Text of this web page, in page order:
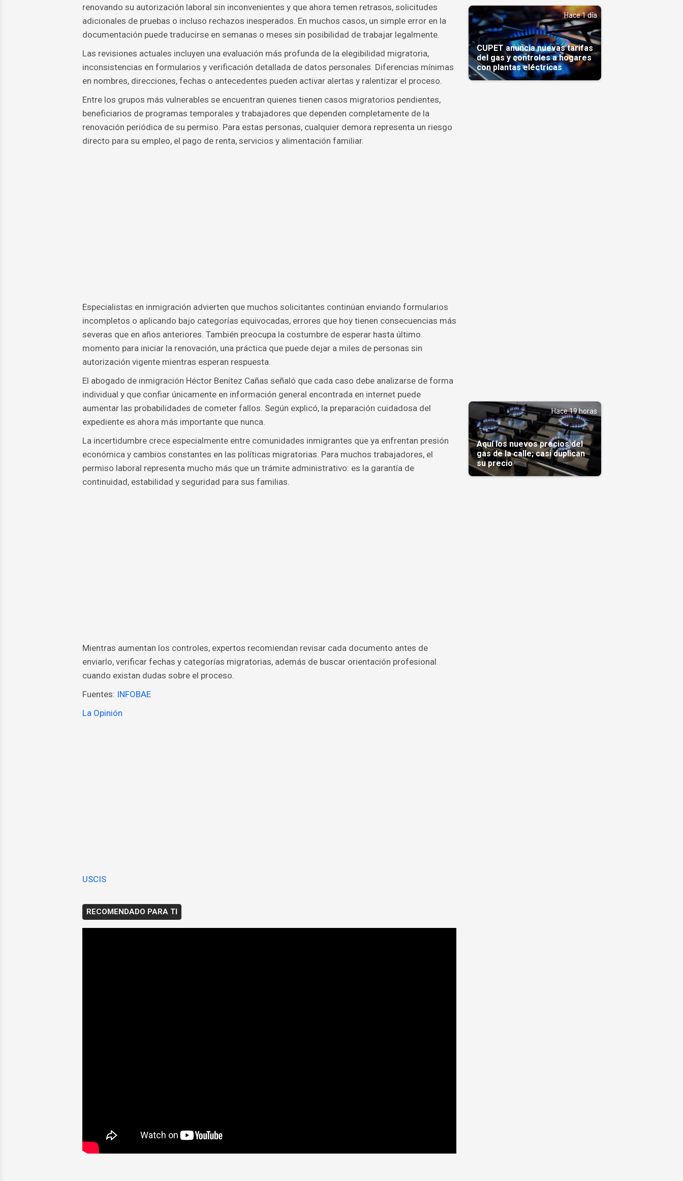
renovando su autorización laboral sin inconvenientes y que ahora temen retrasos, solicitudes
adicionales de pruebas o incluso rechazos inesperados. En muchos casos, un simple error en la
documentación puede traducirse en semanas o meses sin posibilidad de trabajar legalmente.
Las revisiones actuales incluyen una evaluación más profunda de la elegibilidad migratoria,
inconsistencias en formularios y verificación detallada de datos personales. Diferencias mínimas
en nombres, direcciones, fechas o antecedentes pueden activar alertas y ralentizar el proceso.
Entre los grupos más vulnerables se encuentran quienes tienen casos migratorios pendientes,
beneficiarios de programas temporales y trabajadores que dependen completamente de la
renovación periódica de su permiso. Para estas personas, cualquier demora representa un riesgo
directo para su empleo, el pago de renta, servicios y alimentación familiar.
Especialistas en inmigración advierten que muchos solicitantes continúan enviando formularios
incompletos o aplicando bajo categorías equivocadas, errores que hoy tienen consecuencias más
severas que en años anteriores. También preocupa la costumbre de esperar hasta último
momento para iniciar la renovación, una práctica que puede dejar a miles de personas sin
autorización vigente mientras esperan respuesta.
El abogado de inmigración Héctor Benítez Cañas señaló que cada caso debe analizarse de forma
individual y que confiar únicamente en información general encontrada en internet puede
aumentar las probabilidades de cometer fallos. Según explicó, la preparación cuidadosa del
expediente es ahora más importante que nunca.
La incertidumbre crece especialmente entre comunidades inmigrantes que ya enfrentan presión
económica y cambios constantes en las políticas migratorias. Para muchos trabajadores, el
permiso laboral representa mucho más que un trámite administrativo: es la garantía de
continuidad, estabilidad y seguridad para sus familias.
Mientras aumentan los controles, expertos recomiendan revisar cada documento antes de
enviarlo, verificar fechas y categorías migratorias, además de buscar orientación profesional
cuando existan dudas sobre el proceso.
Fuentes: INFOBAE
La Opinión
USCIS
RECOMENDADO PARA TI
Hace 1 día
CUPET anuncia nuevas tarifas
del gas y controles a hogares
con plantas eléctricas
Hace 19 horas
Aquí los nuevos precios del
gas de la calle; casi duplican
su precio